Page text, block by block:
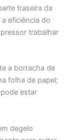
traseira da
eficiência do
trabalhar
a borracha de
folha de papel;
estar
degelo